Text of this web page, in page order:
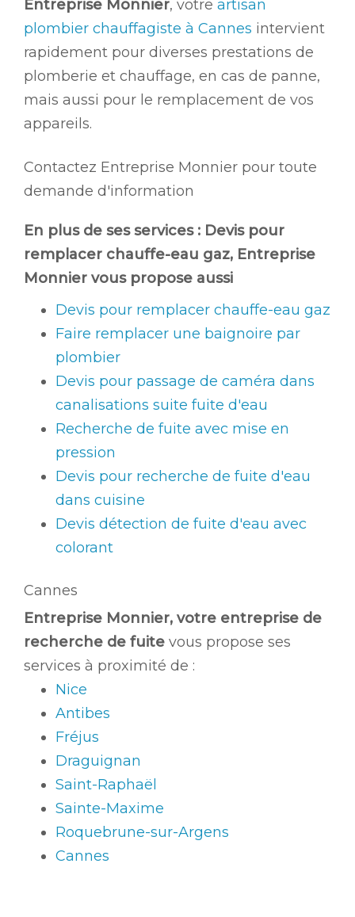
Entreprise Monnier, votre artisan
plombier chauffagiste à Cannes intervient
rapidement pour diverses prestations de
plomberie et chauffage, en cas de panne,
mais aussi pour le remplacement de vos
appareils.
Contactez Entreprise Monnier pour toute
demande d'information
En plus de ses services : Devis pour
remplacer chauffe-eau gaz, Entreprise
Monnier vous propose aussi
Devis pour remplacer chauffe-eau gaz
Faire remplacer une baignoire par
plombier
Devis pour passage de caméra dans
canalisations suite fuite d'eau
Recherche de fuite avec mise en
pression
Devis pour recherche de fuite d'eau
dans cuisine
Devis détection de fuite d'eau avec
colorant
Cannes
Entreprise Monnier, votre entreprise de
recherche de fuite vous propose ses
services à proximité de :
Nice
Antibes
Fréjus
Draguignan
Saint-Raphaël
Sainte-Maxime
Roquebrune-sur-Argens
Cannes